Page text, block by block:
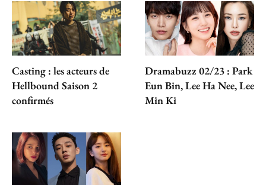
Casting : les acteurs de
Hellbound Saison 2
confirmés
Dramabuzz 02/23 : Park
Eun Bin, Lee Ha Nee, Lee
Min Ki